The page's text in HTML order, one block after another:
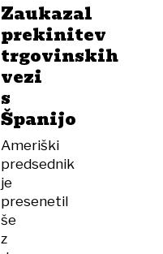
Hormuški
ožini
izvedle
obsežne
napade
na
Iran
Zaukazal
prekinitev
trgovinskih
vezi
s
Španijo
Ameriški
predsednik
je
presenetil
še
z